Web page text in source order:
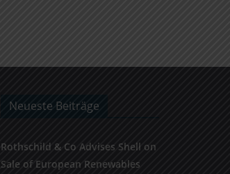
Neueste Beiträge
Rothschild & Co Advises Shell on
Sale of European Renewables